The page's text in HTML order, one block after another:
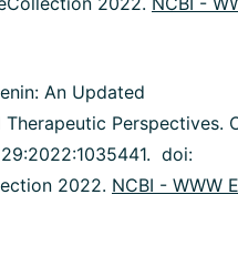
An Updated
Perspectives.
doi:
2022. NCBI - WWW